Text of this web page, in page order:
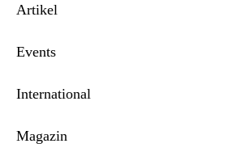
Artikel
Events
International
Magazin